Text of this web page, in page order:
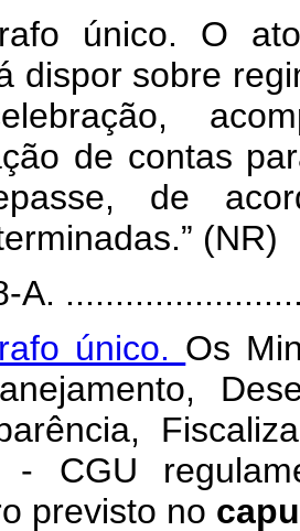
único. O
dispor sobre
de contas
de
(NR)
A.
único. Os
- CGU
previsto no